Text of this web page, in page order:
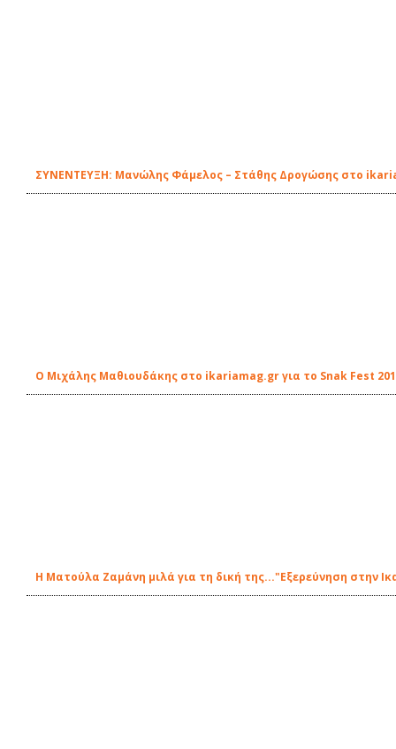
ΣΥΝΕΝΤΕΥΞΗ: Μανώλης Φάμελος – Στάθης Δρογώσης στο
Ο Μιχάλης Μαθιουδάκης στο ikariamag.gr για το Snak Fest
Η Ματούλα Ζαμάνη μιλά για τη δική της..."Εξερεύνηση στην